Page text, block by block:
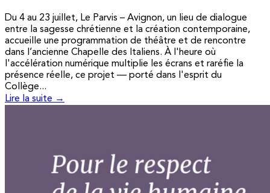
Du 4 au 23 juillet, Le Parvis – Avignon, un lieu de dialogue
entre la sagesse chrétienne et la création contemporaine,
accueille une programmation de théâtre et de rencontre
dans l’ancienne Chapelle des Italiens. À l'heure où
l'accélération numérique multiplie les écrans et raréfie la
présence réelle, ce projet — porté dans l'esprit du
Collège...
Lire la suite →